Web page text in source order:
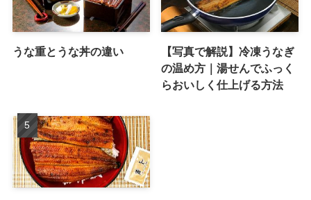
うな重とうな丼の違い
【写真で解説】冷凍うなぎ
の温め方｜湯せんでふっく
らおいしく仕上げる方法